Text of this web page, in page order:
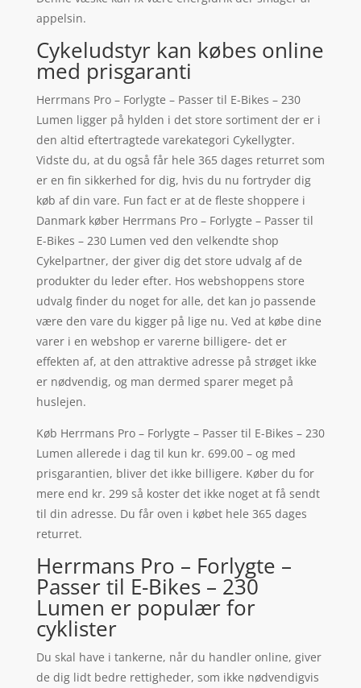
appelsin.
Cykeludstyr kan købes online
med prisgaranti
Herrmans Pro – Forlygte – Passer til E-Bikes – 230
Lumen ligger på hylden i det store sortiment der er i
den altid eftertragtede varekategori Cykellygter.
Vidste du, at du også får hele 365 dages returret som
er en fin sikkerhed for dig, hvis du nu fortryder dig
køb af din vare. Fun fact er at de fleste shoppere i
Danmark køber Herrmans Pro – Forlygte – Passer til
E-Bikes – 230 Lumen ved den velkendte shop
Cykelpartner, der giver dig det store udvalg af de
produkter du leder efter. Hos webshoppens store
udvalg finder du noget for alle, det kan jo passende
være den vare du kigger på lige nu. Ved at købe dine
varer i en webshop er varerne billigere- det er
effekten af, at den attraktive adresse på strøget ikke
er nødvendig, og man dermed sparer meget på
huslejen.
Køb Herrmans Pro – Forlygte – Passer til E-Bikes – 230
Lumen allerede i dag til kun kr. 699.00 – og med
prisgarantien, bliver det ikke billigere. Køber du for
mere end kr. 299 så koster det ikke noget at få sendt
til din adresse. Du får oven i købet hele 365 dages
returret.
Herrmans Pro – Forlygte –
Passer til E-Bikes – 230
Lumen er populær for
cyklister
Du skal have i tankerne, når du handler online, giver
de dig lidt bedre rettigheder, som ikke nødvendigvis